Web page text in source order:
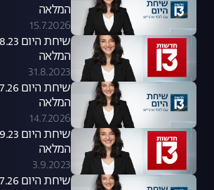
המלאה
15.7.2026
המלאה
31.8.2023
המלאה
14.7.2026
המלאה
3.9.2023